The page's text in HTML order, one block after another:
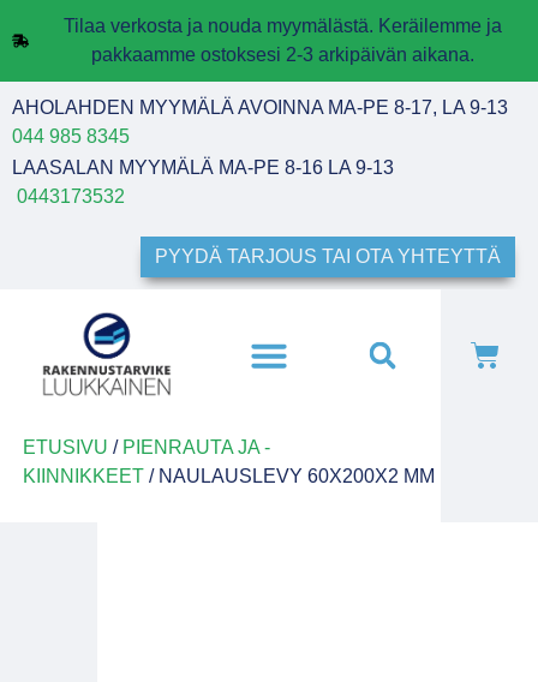
Tilaa verkosta ja nouda myymälästä. Keräilemme ja
pakkaamme ostoksesi 2-3 arkipäivän aikana.
AHOLAHDEN MYYMÄLÄ AVOINNA MA-PE 8-17, LA 9-13
044 985 8345
LAASALAN MYYMÄLÄ MA-PE 8-16 LA 9-13
0443173532
PYYDÄ TARJOUS TAI OTA YHTEYTTÄ
ETUSIVU / PIENRAUTA JA -
KIINNIKKEET/ NAULAUSLEVY 60X200X2 MM